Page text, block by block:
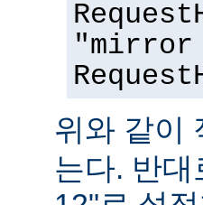
"mirror
위와 같이
는다. 반